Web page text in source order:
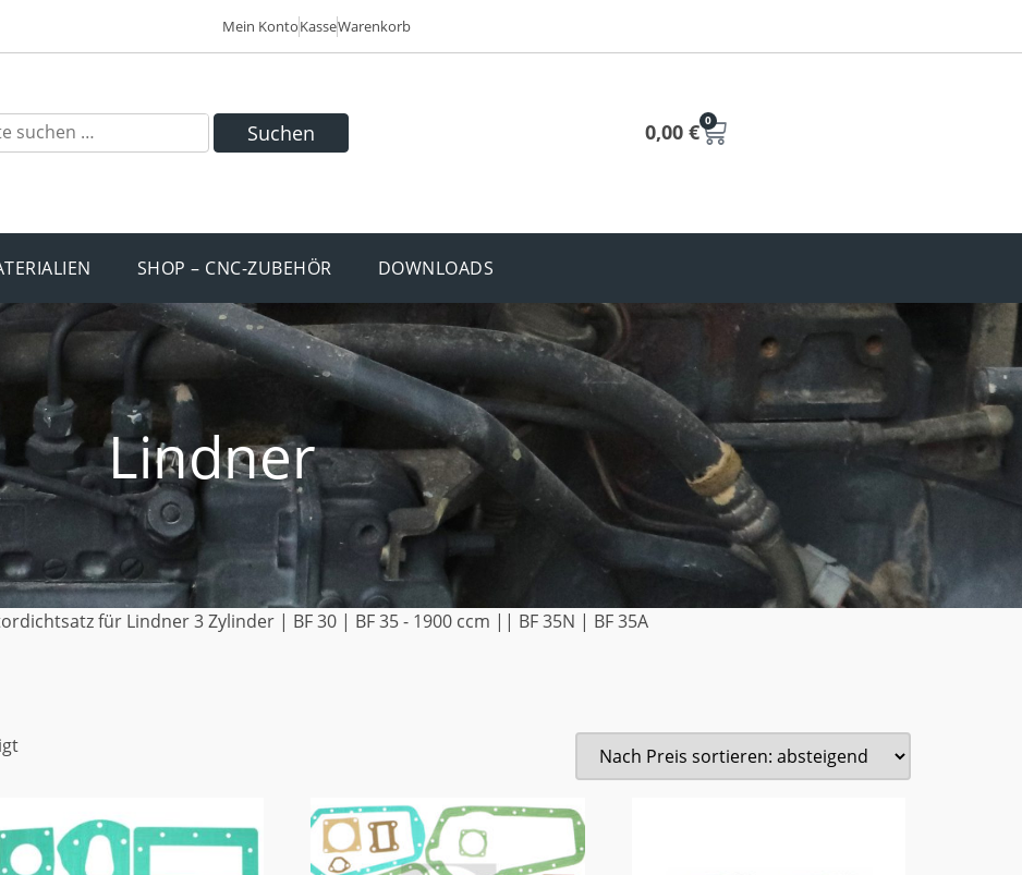
Mein KontoKasseWarenkorb
Suchen 0,00 € 0
SHOP – CNC-ZUBEHÖR DOWNLOADS
Lindner
für Lindner 3 Zylinder | BF 30 | BF 35 - 1900 ccm || BF 35N | BF 35A